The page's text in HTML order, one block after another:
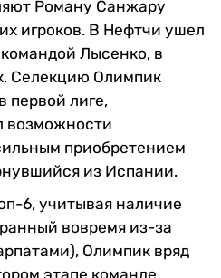
Роману Санжару
игроков. В Нефтчи ушел
Лысенко, в
Селекцию Олимпик
первой лиге,
возможности
приобретением
из Испании.
6, учитывая наличие
вовремя из-за
Олимпик вряд
этапе команде